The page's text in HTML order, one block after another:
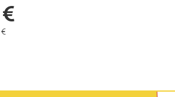
€
€